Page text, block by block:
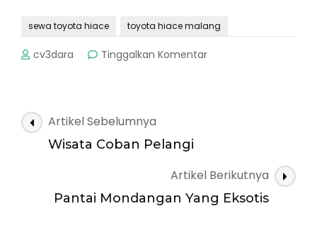
sewa toyota hiace toyota hiace malang
cv3dara Tinggalkan Komentarpada
Navigasi
Artikel
Artikel Sebelumnya
Wisata Coban Pelangi
Artikel Berikutnya
Pantai Mondangan Yang Eksotis